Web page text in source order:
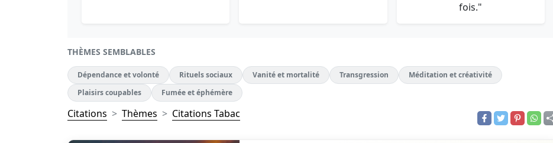
fois."
THÈMES SEMBLABLES
Dépendance et volonté Rituels sociaux Vanité et mortalité Transgression
Méditation et créativité
Plaisirs coupables
Fumée et éphémère
Citations Thèmes Citations Tabac